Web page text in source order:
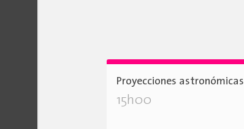
Proyecciones astronómicas
15h00